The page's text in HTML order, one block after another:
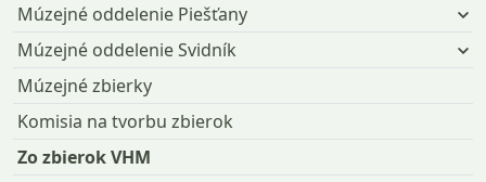
Múzejné oddelenie Piešťany
Múzejné oddelenie Svidník
Múzejné zbierky
Komisia na tvorbu zbierok
Zo zbierok VHM